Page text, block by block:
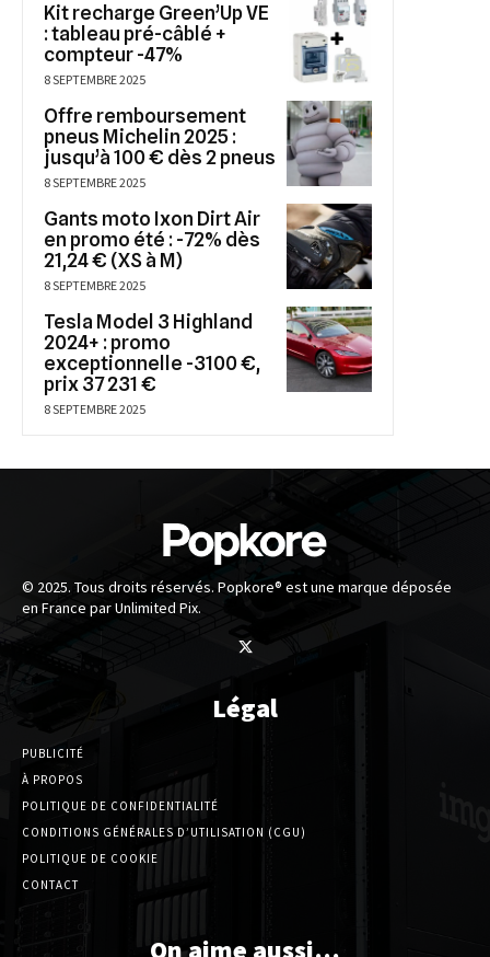
Kit recharge Green’Up VE
: tableau pré-câblé +
compteur -47%
8 SEPTEMBRE 2025
Offre remboursement
pneus Michelin 2025 :
jusqu’à 100 € dès 2 pneus
8 SEPTEMBRE 2025
Gants moto Ixon Dirt Air
en promo été : -72% dès
21,24 € (XS à M)
8 SEPTEMBRE 2025
Tesla Model 3 Highland
2024+ : promo
exceptionnelle -3100 €,
prix 37 231 €
8 SEPTEMBRE 2025
© 2025. Tous droits réservés. Popkore® est une marque déposée
en France par Unlimited Pix.
Légal
PUBLICITÉ
À PROPOS
POLITIQUE DE CONFIDENTIALITÉ
CONDITIONS GÉNÉRALES D’UTILISATION (CGU)
POLITIQUE DE COOKIE
CONTACT
On aime aussi…